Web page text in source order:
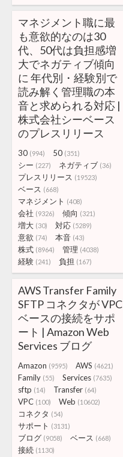
マネジメント職に最
も意欲的なのは30
代、50代は負担感増
大でネガティブ傾向
に 年代別・経験別で
読み解く管理職の本
音と求められる対応 |
株式会社シーベース
のプレスリリース
30 (994) 50 (351)
シー (227) ネガティブ (36)
プレスリリース (19523)
ベース (668)
マネジメント (408)
会社 (9326) 傾向 (321)
増大 (30) 対応 (5289)
意欲 (74) 本音 (43)
株式 (8964) 管理 (4038)
経験 (241) 負担 (167)
AWS Transfer Family
SFTP コネクタが VPC
ベースの接続をサポ
ート | Amazon Web
Services ブログ
Amazon (9595) AWS (4621)
Family (55) Services (7635)
sftp (14) Transfer (64)
VPC (100) Web (10602)
コネクタ (54)
サポート (3131)
ブログ (9058) ベース (668)
接続 (1130)